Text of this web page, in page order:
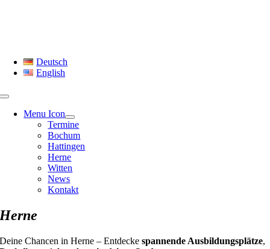
Deutsch
English
Menu Icon
Termine
Bochum
Hattingen
Herne
Witten
News
Kontakt
Herne
Deine Chancen in Herne – Entdeckespannende Ausbildungsplätze,